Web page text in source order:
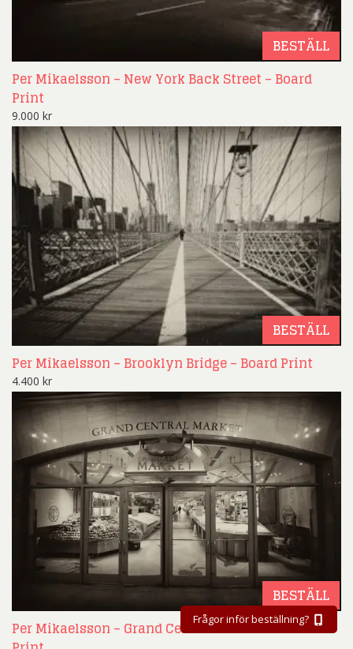
BESTÄLL
Per Mikaelsson – New York Back Street – Board
Print
9.000 kr
BESTÄLL
Per Mikaelsson – Brooklyn Bridge – Board Print
4.400 kr
BESTÄLL
Per Mikaelsson – Grand Central Market – Board
Frågor inför beställning?